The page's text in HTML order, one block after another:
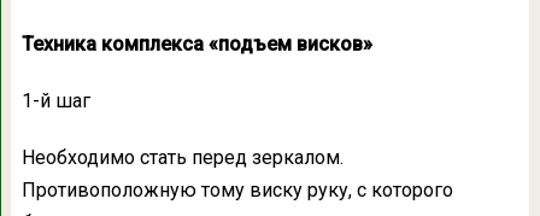
Техника комплекса «подъем висков»
1-й шаг
Необходимо стать перед зеркалом.
Противоположную тому виску руку, с которого